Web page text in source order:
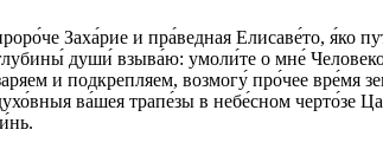
Заха́рие и пра́ведная Елисаве́то, я́ко
души́ взыва́ю: умоли́те о мне́
и подкрепляем, возмогу́ про́чее
ва́шея трапе́зы в небе́сном